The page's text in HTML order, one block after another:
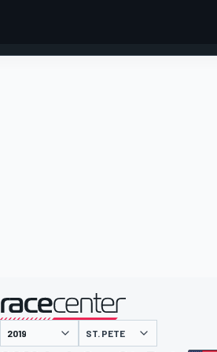
presentato da
ST. PETE